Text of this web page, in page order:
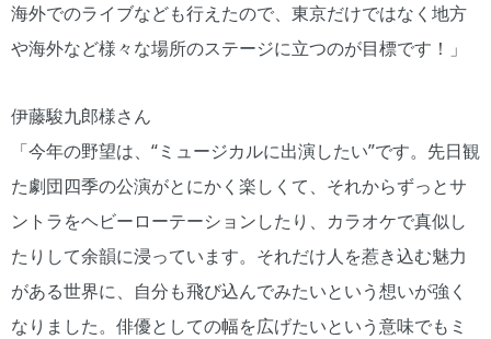
海外でのライブなども行えたので、東京だけではなく地方
や海外など様々な場所のステージに立つのが目標です！」
伊藤駿九郎様さん
「今年の野望は、“ミュージカルに出演したい”です。先日観
た劇団四季の公演がとにかく楽しくて、それからずっとサ
ントラをヘビーローテーションしたり、カラオケで真似し
たりして余韻に浸っています。それだけ人を惹き込む魅力
がある世界に、自分も飛び込んでみたいという想いが強く
なりました。俳優としての幅を広げたいという意味でもミ